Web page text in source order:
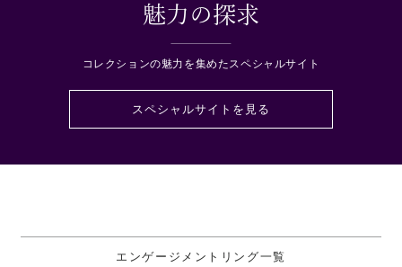
魅力の探求
コレクションの魅力を集めたスペシャルサイト
スペシャルサイトを見る
エンゲージメントリング一覧